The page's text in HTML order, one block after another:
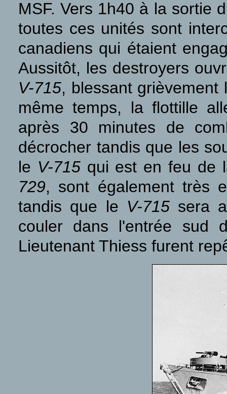
MSF. Vers 1h40 à la sortie
toutes ces unités sont
canadiens qui étaient
Aussitôt, les destroyers
V-715, blessant
même temps, la flottille
après 30 minutes de
décrocher tandis que les
le V-715qui est en feu de
729, sont également très
tandis que le V-715sera
couler dans l'entrée sud
Lieutenant Thiess furent